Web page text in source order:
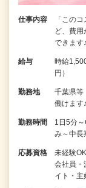
仕事内容
「この
ど、費
できます
給与
時給
円）
勤務地
千葉県
働けます♪
勤務時間
1日5分
み～中
応募資格
未経験
会社員・
イト・